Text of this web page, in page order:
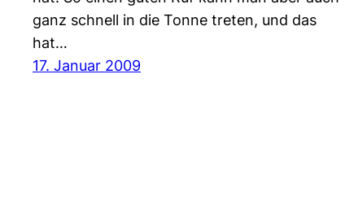
ganz schnell in die Tonne treten, und das
hat…
17. Januar 2009